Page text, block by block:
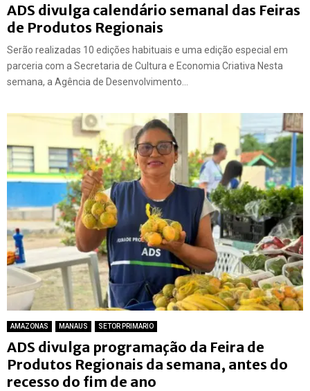
ADS divulga calendário semanal das Feiras
de Produtos Regionais
Serão realizadas 10 edições habituais e uma edição especial em
parceria com a Secretaria de Cultura e Economia Criativa Nesta
semana, a Agência de Desenvolvimento...
AMAZONAS MANAUS SETOR PRIMARIO
ADS divulga programação da Feira de
Produtos Regionais da semana, antes do
recesso do fim de ano